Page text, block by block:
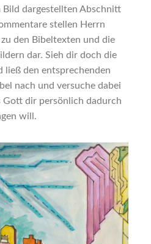
Bild dargestellten Abschnitt
stellen Herrn
den Bibeltexten und die
dar. Sieh dir doch die
ließ den entsprechenden
nach und versuche dabei
Gott dir persönlich dadurch
will.